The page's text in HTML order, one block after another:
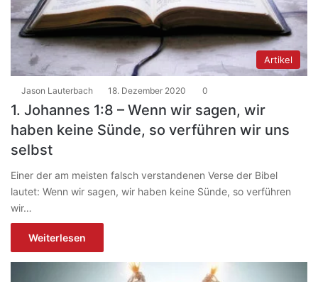
Artikel
Jason Lauterbach 18. Dezember 2020 0
1. Johannes 1:8 – Wenn wir sagen, wir
haben keine Sünde, so verführen wir uns
selbst
Einer der am meisten falsch verstandenen Verse der Bibel
lautet: Wenn wir sagen, wir haben keine Sünde, so verführen
wir…
Weiterlesen